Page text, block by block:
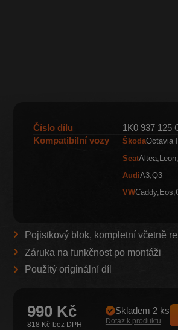
Číslo dílu
1K0 937 125
Kompatibilní vozy
ŠkodaOctavia II
SeatAltea Leon
AudiA3 Q3
VWCaddy Eos
Pojistkový blok, kompletní včetně
Záruka na funkčnost po montáži
Použitý originální díl
990 Kč
818 Kč
Skladem 2 ks
Dotaz k produktu